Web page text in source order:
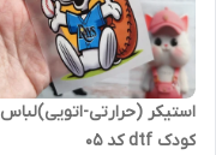
استیکر (حرارتی-اتویی)لباس
کودک dtf کد ۰۵